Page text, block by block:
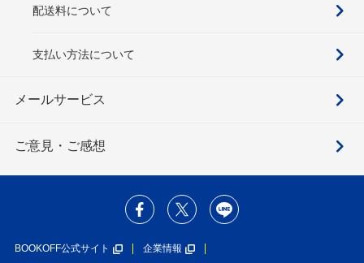
配送料について
支払い方法について
メールサービス
ご意見・ご感想
BOOKOFF公式サイト 企業情報